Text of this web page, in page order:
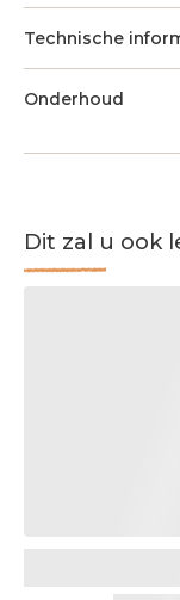
Technische
Onderhoud
Dit zal u ook